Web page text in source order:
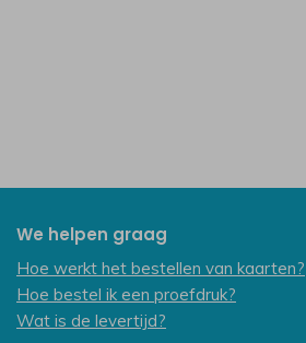
We helpen graag
Hoe werkt het bestellen van kaarten?
Hoe bestel ik een proefdruk?
Wat is de levertijd?